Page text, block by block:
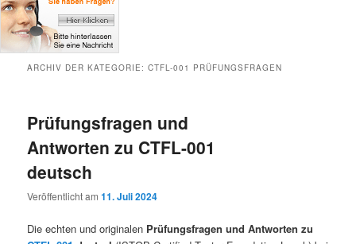
ARCHIV DER KATEGORIE:CTFL-001 PRÜFUNGSFRAGEN
Prüfungsfragen und
Antworten zu CTFL-001
deutsch
Veröffentlicht am11. Juli 2024
Die echten und originalen Prüfungsfragen und Antworten zu